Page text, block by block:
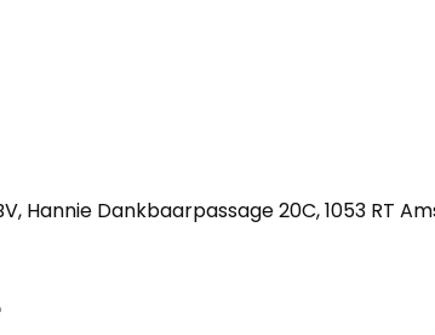
Hannie Dankbaarpassage 20C, 1053 RT